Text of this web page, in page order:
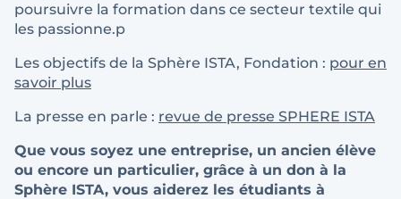
poursuivre la formation dans ce secteur textile qui
les passionne.p
Les objectifs de la Sphère ISTA, Fondation : pour en
savoir plus
La presse en parle : revue de presse SPHERE ISTA
Que vous soyez une entreprise, un ancien élève
ou encore un particulier, grâce à un don à la
Sphère ISTA, vous aiderez les étudiants à